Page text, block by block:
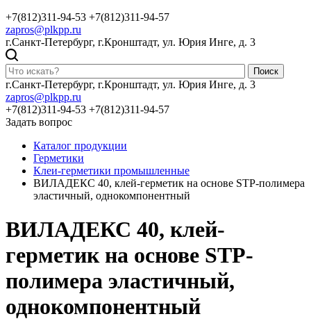
+7(812)311-94-53 +7(812)311-94-57
zapros@plkpp.ru
г.Санкт-Петербург, г.Кронштадт, ул. Юрия Инге, д. 3
Поиск
г.Санкт-Петербург, г.Кронштадт, ул. Юрия Инге, д. 3
zapros@plkpp.ru
+7(812)311-94-53 +7(812)311-94-57
Задать вопрос
Каталог продукции
Герметики
Клеи-герметики промышленные
ВИЛАДЕКС 40, клей-герметик на основе STP-полимера
эластичный, однокомпонентный
ВИЛАДЕКС 40, клей-
герметик на основе STP-
полимера эластичный,
однокомпонентный